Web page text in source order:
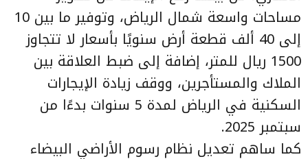
مساحات واسعة شمال الرياض، وتوفير ما بين 10
إلى 40 ألف قطعة أرض سنويًا بأسعار لا تتجاوز
1500 ريال للمتر، إضافة إلى ضبط العلاقة بين
الملاك والمستأجرين، ووقف زيادة الإيجارات
السكنية في الرياض لمدة 5 سنوات بدءًا من
سبتمبر 2025.
كما ساهم تعديل نظام رسوم الأراضي البيضاء